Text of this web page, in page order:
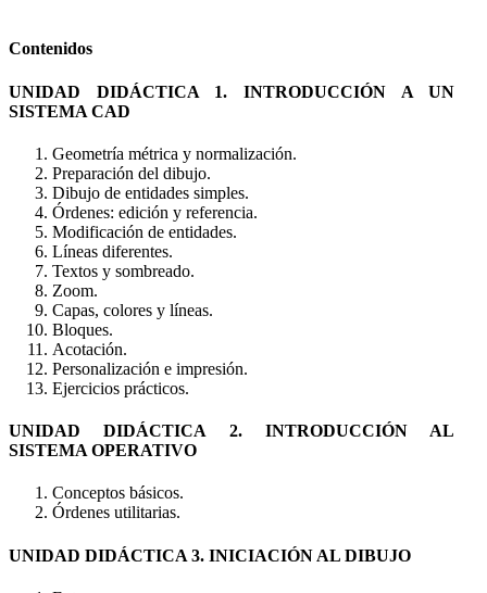
Contenidos
UNIDAD DIDÁCTICA 1. INTRODUCCIÓN A UN
SISTEMA CAD
Geometría métrica y normalización.
Preparación del dibujo.
Dibujo de entidades simples.
Órdenes: edición y referencia.
Modificación de entidades.
Líneas diferentes.
Textos y sombreado.
Zoom.
Capas, colores y líneas.
Bloques.
Acotación.
Personalización e impresión.
Ejercicios prácticos.
UNIDAD DIDÁCTICA 2. INTRODUCCIÓN AL
SISTEMA OPERATIVO
Conceptos básicos.
Órdenes utilitarias.
UNIDAD DIDÁCTICA 3. INICIACIÓN AL DIBUJO